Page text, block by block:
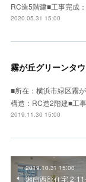
RC造5階建■工事完成
2020.05.31 15:00
霧が丘グリーンタ
■所在：横浜市緑区霧
構造：RC造2階建■工
2019.11.30 15:00
2019.10.31 15:00
湘南西部住宅 2-